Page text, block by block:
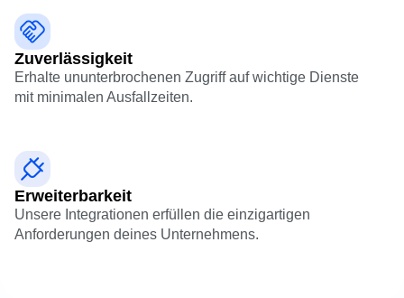
Zuverlässigkeit
Erweiterbarkeit